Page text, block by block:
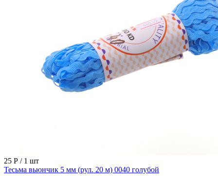
25 Р / 1 шт
Тесьма вьюнчик 5 мм (рул. 20 м) 0040 голубой